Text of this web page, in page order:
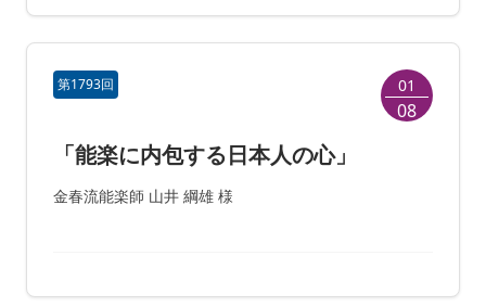
第1793回 01
08
「能楽に内包する日本人の心」
金春流能楽師 山井 綱雄 様